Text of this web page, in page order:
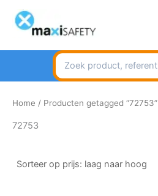
naar
inhoud
Search
for:
Home / Producten getagged “72753”
72753